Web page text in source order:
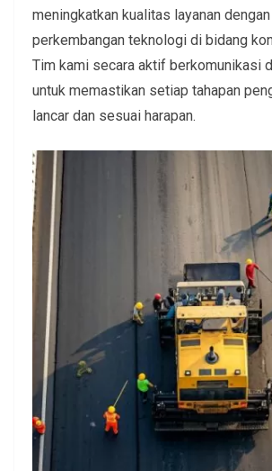
meningkatkan kualitas layanan
perkembangan teknologi di bidang
Tim kami secara aktif berkomunikasi
untuk memastikan setiap tahapan
lancar dan sesuai harapan.